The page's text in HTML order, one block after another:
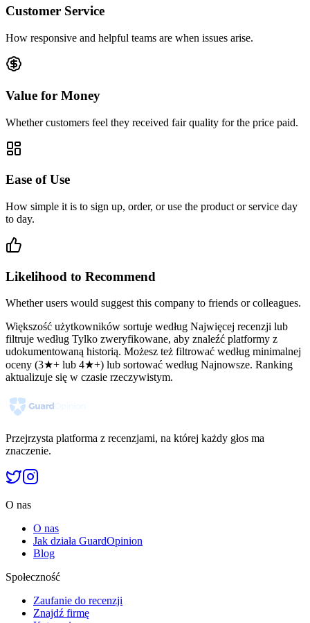
Customer Service
How responsive and helpful teams are when issues arise.
Value for Money
Whether customers feel they received fair quality for the price paid.
Ease of Use
How simple it is to sign up, order, or use the product or service day
to day.
Likelihood to Recommend
Whether users would suggest this company to friends or colleagues.
Większość użytkowników sortuje według Najwięcej recenzji lub
filtruje według Tylko zweryfikowane, aby znaleźć platformy z
udokumentowaną historią. Możesz też filtrować według minimalnej
oceny (3★+ lub 4★+) lub sortować według Najnowsze. Ranking
aktualizuje się w czasie rzeczywistym.
Przejrzysta platforma z recenzjami, na której każdy głos ma
znaczenie.
O nas
O nas
Jak działa GuardOpinion
Blog
Społeczność
Zaufanie do recenzji
Znajdź firmę